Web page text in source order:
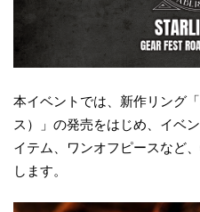
本イベントでは、新作リング
ス）」の発売をはじめ、イベ
イテム、ワンオフピースなど
します。